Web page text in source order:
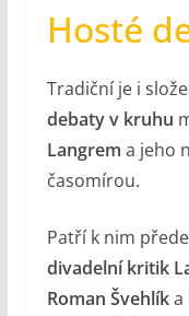
Hosté
Tradiční je i
debaty v kruhu
Langrem a jeho
časomírou.
Patří k nim
divadelní kritik
Roman Švehlíka